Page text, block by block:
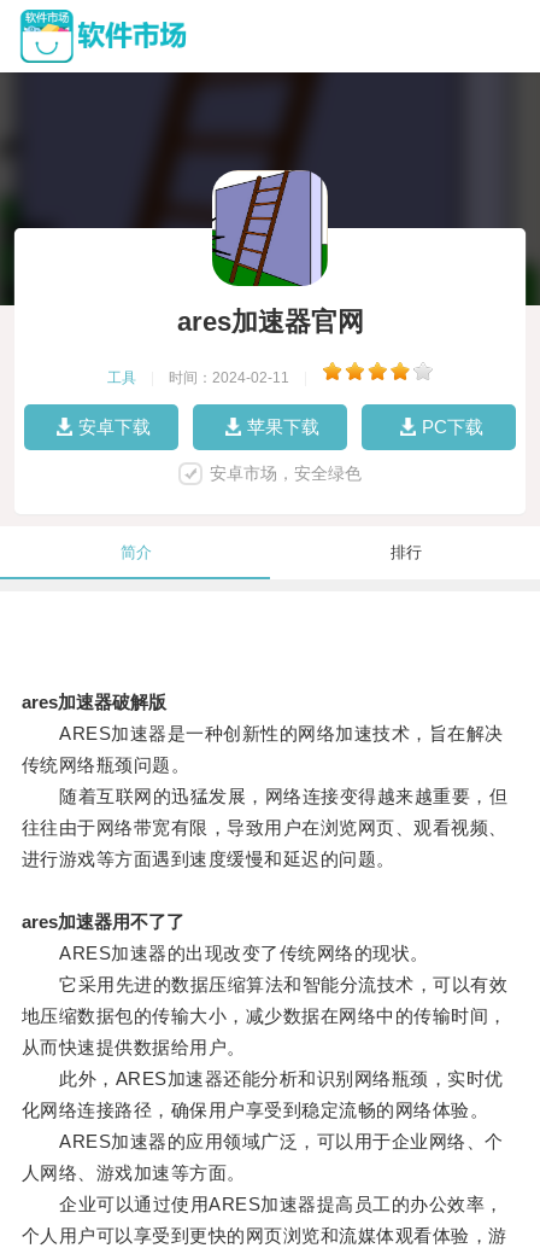
ares加速器官网
工具 时间：2024-02-11
安卓下载 苹果下载 PC下载
安卓市场，安全绿色
简介 排行
ares加速器破解版
ARES加速器是一种创新性的网络加速技术，旨在解决
传统网络瓶颈问题。
随着互联网的迅猛发展，网络连接变得越来越重要，但
往往由于网络带宽有限，导致用户在浏览网页、观看视频、
进行游戏等方面遇到速度缓慢和延迟的问题。
ares加速器用不了了
ARES加速器的出现改变了传统网络的现状。
它采用先进的数据压缩算法和智能分流技术，可以有效
地压缩数据包的传输大小，减少数据在网络中的传输时间，
从而快速提供数据给用户。
此外，ARES加速器还能分析和识别网络瓶颈，实时优
化网络连接路径，确保用户享受到稳定流畅的网络体验。
ARES加速器的应用领域广泛，可以用于企业网络、个
人网络、游戏加速等方面。
企业可以通过使用ARES加速器提高员工的办公效率，
个人用户可以享受到更快的网页浏览和流媒体观看体验，游